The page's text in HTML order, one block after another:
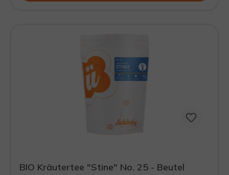
BIO Kräutertee "Stine" No. 25 - Beutel